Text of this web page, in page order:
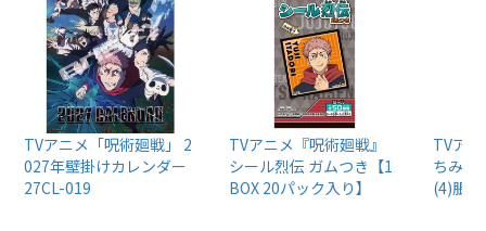
TVアニメ「呪術廻戦」 2
027年壁掛けカレンダー
27CL-019
TVアニメ『呪術廻戦』
シール烈伝 ガムつき【1
BOX 20パック入り】
TVア
ちみけ
(4)脹相